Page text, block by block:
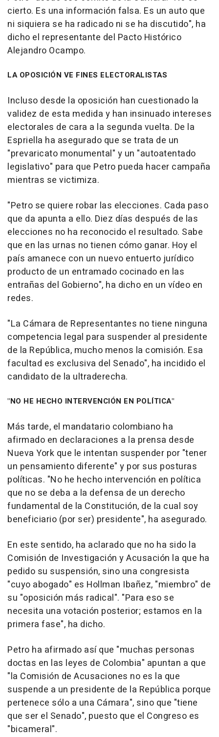
cierto. Es una información falsa. Es un auto que
ni siquiera se ha radicado ni se ha discutido", ha
dicho el representante del Pacto Histórico
Alejandro Ocampo.
LA OPOSICIÓN VE FINES ELECTORALISTAS
Incluso desde la oposición han cuestionado la
validez de esta medida y han insinuado intereses
electorales de cara a la segunda vuelta. De la
Espriella ha asegurado que se trata de un
"prevaricato monumental" y un "autoatentado
legislativo" para que Petro pueda hacer campaña
mientras se victimiza.
"Petro se quiere robar las elecciones. Cada paso
que da apunta a ello. Diez días después de las
elecciones no ha reconocido el resultado. Sabe
que en las urnas no tienen cómo ganar. Hoy el
país amanece con un nuevo entuerto jurídico
producto de un entramado cocinado en las
entrañas del Gobierno", ha dicho en un vídeo en
redes.
"La Cámara de Representantes no tiene ninguna
competencia legal para suspender al presidente
de la República, mucho menos la comisión. Esa
facultad es exclusiva del Senado", ha incidido el
candidato de la ultraderecha.
"NO HE HECHO INTERVENCIÓN EN POLÍTICA"
Más tarde, el mandatario colombiano ha
afirmado en declaraciones a la prensa desde
Nueva York que le intentan suspender por "tener
un pensamiento diferente" y por sus posturas
políticas. "No he hecho intervención en política
que no se deba a la defensa de un derecho
fundamental de la Constitución, de la cual soy
beneficiario (por ser) presidente", ha asegurado.
En este sentido, ha aclarado que no ha sido la
Comisión de Investigación y Acusación la que ha
pedido su suspensión, sino una congresista
"cuyo abogado" es Hollman Ibañez, "miembro" de
su "oposición más radical". "Para eso se
necesita una votación posterior; estamos en la
primera fase", ha dicho.
Petro ha afirmado así que "muchas personas
doctas en las leyes de Colombia" apuntan a que
"la Comisión de Acusaciones no es la que
suspende a un presidente de la República porque
pertenece sólo a una Cámara", sino que "tiene
que ser el Senado", puesto que el Congreso es
"bicameral".